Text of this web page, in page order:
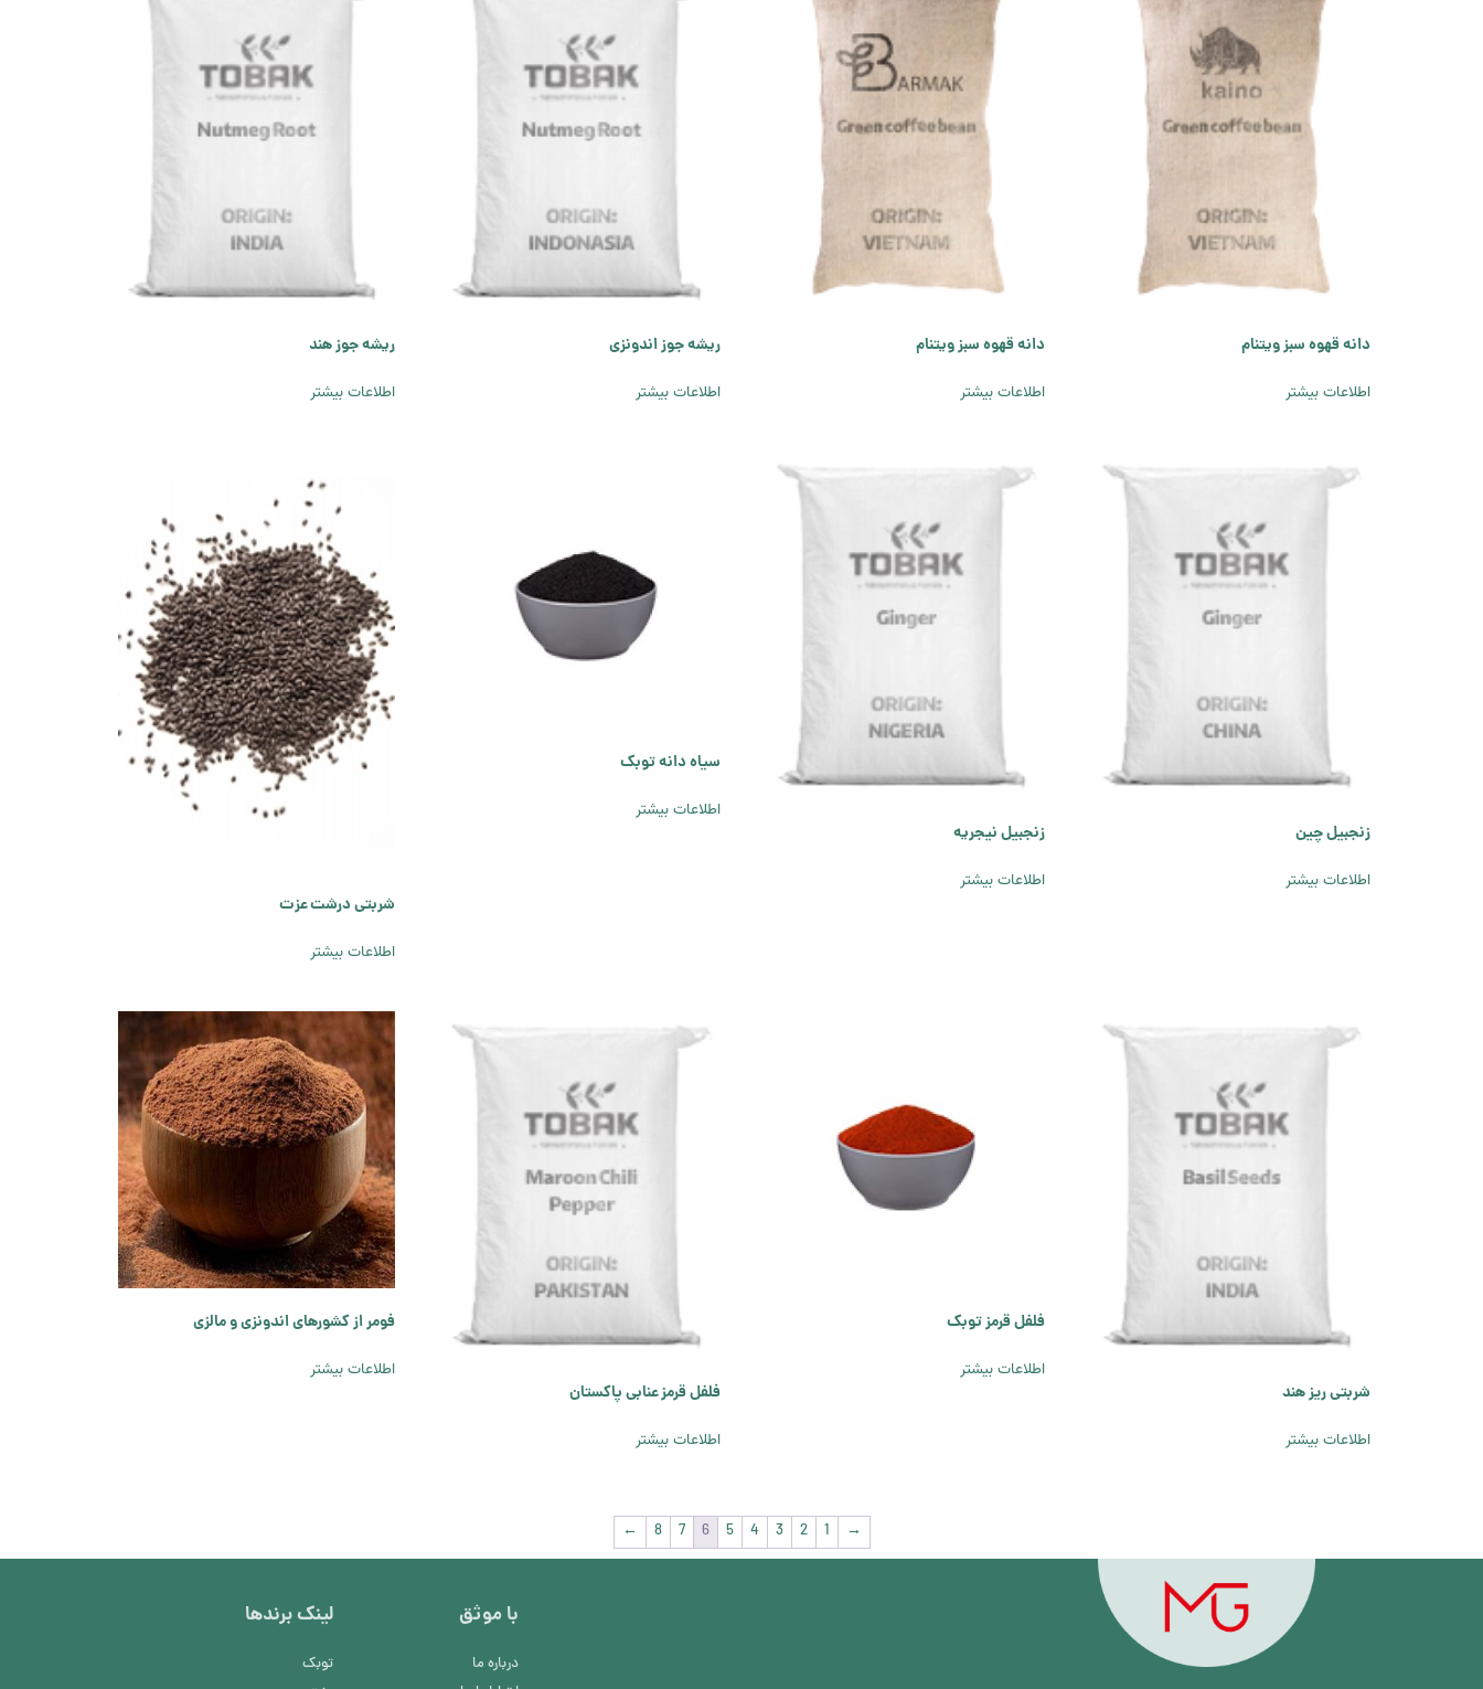
دانه قهوه سبز ویتنام
اطلاعات بیشتر
دانه قهوه سبز ویتنام
اطلاعات بیشتر
ریشه جوز اندونزی
اطلاعات بیشتر
ریشه جوز هند
اطلاعات بیشتر
زنجبیل چین
اطلاعات بیشتر
زنجبیل نیجریه
اطلاعات بیشتر
سیاه دانه توبک
اطلاعات بیشتر
شربتی درشت عزت
اطلاعات بیشتر
شربتی ریز هند
اطلاعات بیشتر
فلفل قرمز توبک
اطلاعات بیشتر
فلفل قرمز عنابی پاکستان
اطلاعات بیشتر
فومر از کشورهای اندونزی و مالزی
اطلاعات بیشتر
→
1
2
3
4
5
6
7
8
←
با موثق
درباره ما
لینک برند‌ها
توبک